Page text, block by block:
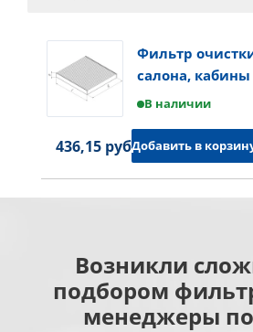
Фильтр
салона, кабины
В наличии
436,15 руб.Добавить в
Возникли
подбором
менеджеры